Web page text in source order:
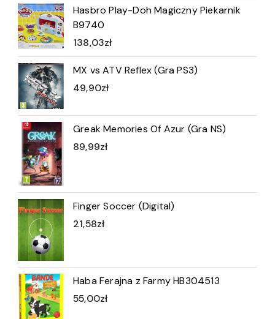
Hasbro Play-Doh Magiczny Piekarnik
B9740
138,03zł
MX vs ATV Reflex (Gra PS3)
49,90zł
Greak Memories Of Azur (Gra NS)
89,99zł
Finger Soccer (Digital)
21,58zł
Haba Ferajna z Farmy HB304513
55,00zł